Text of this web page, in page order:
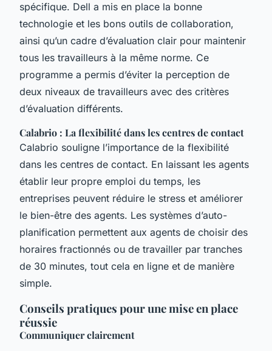
spécifique. Dell a mis en place la bonne
technologie et les bons outils de collaboration,
ainsi qu’un cadre d’évaluation clair pour maintenir
tous les travailleurs à la même norme. Ce
programme a permis d’éviter la perception de
deux niveaux de travailleurs avec des critères
d’évaluation différents.
Calabrio : La flexibilité dans les centres de contact
Calabrio souligne l’importance de la flexibilité
dans les centres de contact. En laissant les agents
établir leur propre emploi du temps, les
entreprises peuvent réduire le stress et améliorer
le bien-être des agents. Les systèmes d’auto-
planification permettent aux agents de choisir des
horaires fractionnés ou de travailler par tranches
de 30 minutes, tout cela en ligne et de manière
simple.
Conseils pratiques pour une mise en place
réussie
Communiquer clairement